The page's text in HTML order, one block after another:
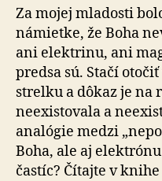
Za mojej mladosti
námietke, že Boha
ani elektrinu, ani
predsa sú. Stačí
strelku a dôkaz je na
neexistovala a
analógie medzi
Boha, ale aj
častíc? Čítajte v knihe